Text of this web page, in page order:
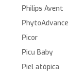
Philips Avent
PhytoAdvance
Picor
Picu Baby
Piel atópica